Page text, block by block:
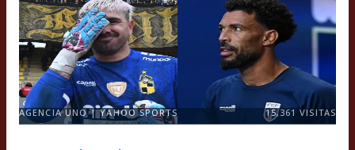
AGENCIA UNO | YAHOO SPORTS 15,361VISITAS